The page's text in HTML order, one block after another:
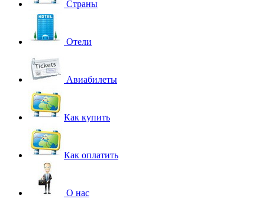
Страны
Отели
Авиабилеты
Как купить
Как оплатить
О нас